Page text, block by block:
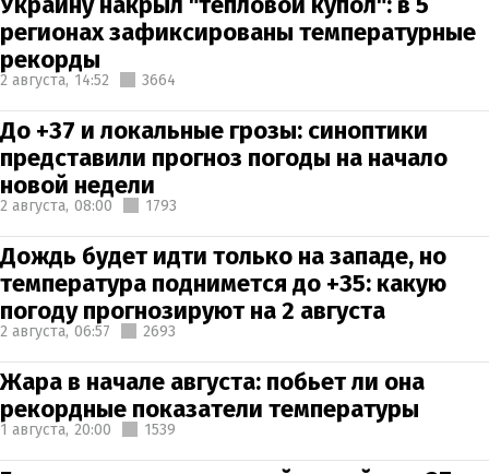
регионах зафиксированы температурные
рекорды
2 августа, 14:52 3664
До +37 и локальные грозы: синоптики
представили прогноз погоды на начало
новой недели
2 августа, 08:00 1793
Дождь будет идти только на западе, но
температура поднимется до +35: какую
погоду прогнозируют на 2 августа
2 августа, 06:57 2693
Жара в начале августа: побьет ли она
рекордные показатели температуры
1 августа, 20:00 1539